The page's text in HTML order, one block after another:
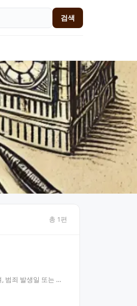
검색
총 1편
범죄 발생일 또는 인